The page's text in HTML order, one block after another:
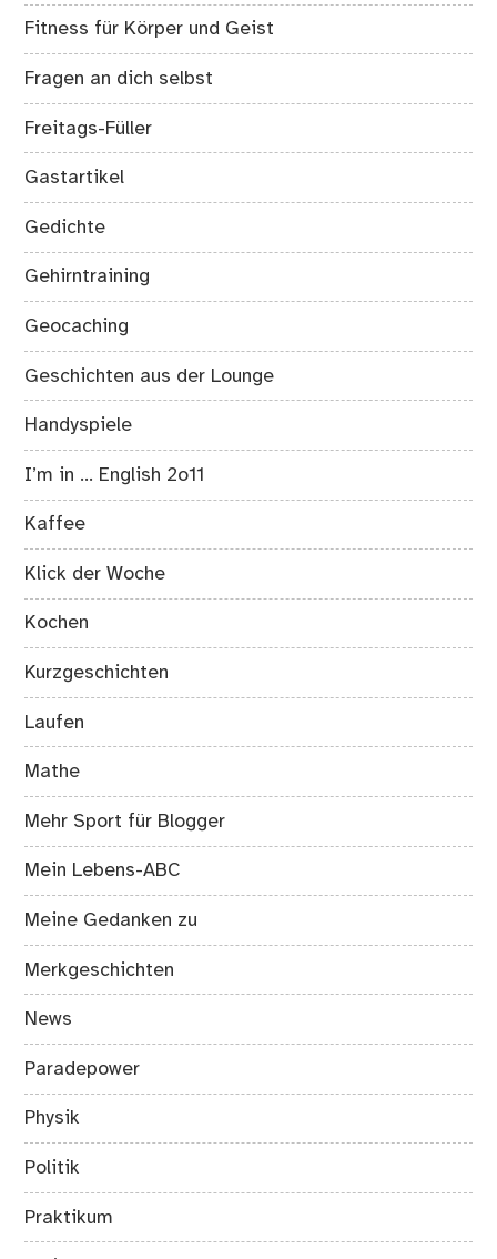
Fitness für Körper und Geist
Fragen an dich selbst
Freitags-Füller
Gastartikel
Gedichte
Gehirntraining
Geocaching
Geschichten aus der Lounge
Handyspiele
I’m in … English 2o11
Kaffee
Klick der Woche
Kochen
Kurzgeschichten
Laufen
Mathe
Mehr Sport für Blogger
Mein Lebens-ABC
Meine Gedanken zu
Merkgeschichten
News
Paradepower
Physik
Politik
Praktikum